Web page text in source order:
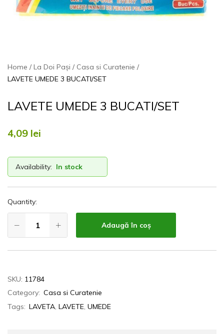
Home La Doi Pași
Casa si Curatenie
LAVETE UMEDE 3 BUCATI/SET
LAVETE UMEDE 3 BUCATI/SET
4,09 lei
Availability: In stock
Quantity:
Adaugă în coș
SKU: 11784
Category: Casa si Curatenie
Tags: LAVETA, LAVETE, UMEDE